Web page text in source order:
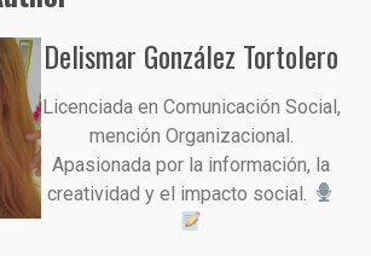
Delismar González Tortolero
Licenciada en Comunicación Social,
mención Organizacional.
Apasionada por la información, la
creatividad y el impacto social.